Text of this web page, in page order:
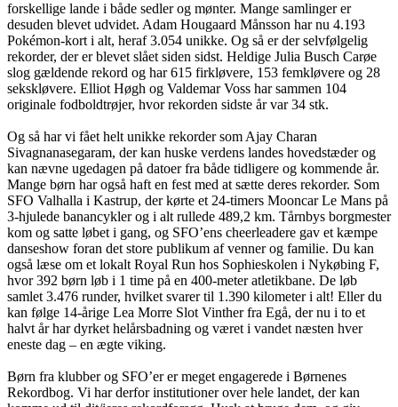
forskellige lande i både sedler og mønter. Mange samlinger er
desuden blevet udvidet. Adam Hougaard Månsson har nu 4.193
Pokémon-kort i alt, heraf 3.054 unikke. Og så er der selvfølgelig
rekorder, der er blevet slået siden sidst. Heldige Julia Busch Carøe
slog gældende rekord og har 615 firkløvere, 153 femkløvere og 28
sekskløvere. Elliot Høgh og Valdemar Voss har sammen 104
originale fodboldtrøjer, hvor rekorden sidste år var 34 stk.
Og så har vi fået helt unikke rekorder som Ajay Charan
Sivagnanasegaram, der kan huske verdens landes hovedstæder og
kan nævne ugedagen på datoer fra både tidligere og kommende år.
Mange børn har også haft en fest med at sætte deres rekorder. Som
SFO Valhalla i Kastrup, der kørte et 24-timers Mooncar Le Mans på
3-hjulede banancykler og i alt rullede 489,2 km. Tårnbys borgmester
kom og satte løbet i gang, og SFO’ens cheerleadere gav et kæmpe
danseshow foran det store publikum af venner og familie. Du kan
også læse om et lokalt Royal Run hos Sophieskolen i Nykøbing F,
hvor 392 børn løb i 1 time på en 400-meter atletikbane. De løb
samlet 3.476 runder, hvilket svarer til 1.390 kilometer i alt! Eller du
kan følge 14-årige Lea Morre Slot Vinther fra Egå, der nu i to et
halvt år har dyrket helårsbadning og været i vandet næsten hver
eneste dag – en ægte viking.
Børn fra klubber og SFO’er er meget engagerede i Børnenes
Rekordbog. Vi har derfor institutioner over hele landet, der kan